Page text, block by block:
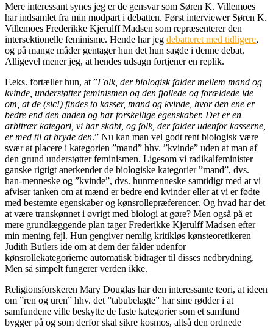
Mere interessant synes jeg er de gensvar som Søren K. Villemoes
har indsamlet fra min modpart i debatten. Først interviewer Søren K.
Villemoes Frederikke Kjerulff Madsen som repræsenterer den
intersektionelle feminisme. Hende har jeg debatteret med tidligere,
og på mange måder gentager hun det hun sagde i denne debat.
Alligevel mener jeg, at hendes udsagn fortjener en replik.
F.eks. fortæller hun, at ”Folk, der biologisk falder mellem mand og
kvinde, understøtter feminismen og den fjollede og forældede ide
om, at de (sic!) findes to kasser, mand og kvinde, hvor den ene er
bedre end den anden og har forskellige egenskaber. Det er en
arbitrær kategori, vi har skabt, og folk, der falder udenfor kasserne,
er med til at bryde den.” Nu kan man vel godt rent biologisk være
svær at placere i kategorien ”mand” hhv. ”kvinde” uden at man af
den grund understøtter feminismen. Ligesom vi radikalfeminister
ganske rigtigt anerkender de biologiske kategorier ”mand”, dvs.
han-menneske og ”kvinde”, dvs. hunmenneske samtidigt med at vi
afviser tanken om at mænd er bedre end kvinder eller at vi er fødte
med bestemte egenskaber og kønsrollepræferencer. Og hvad har det
at være transkønnet i øvrigt med biologi at gøre? Men også på et
mere grundlæggende plan tager Frederikke Kjerulff Madsen efter
min mening fejl. Hun gengiver nemlig kritikløs kønsteoretikeren
Judith Butlers ide om at dem der falder udenfor
kønsrollekategorierne automatisk bidrager til disses nedbrydning.
Men så simpelt fungerer verden ikke.
Religionsforskeren Mary Douglas har den interessante teori, at ideen
om ”ren og uren” hhv. det ”tabubelagte” har sine rødder i at
samfundene ville beskytte de faste kategorier som et samfund
bygger på og som derfor skal sikre kosmos, altså den ordnede